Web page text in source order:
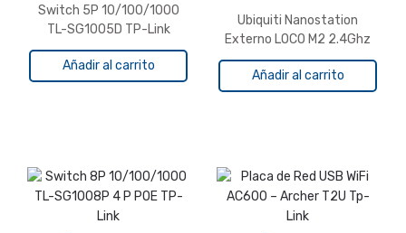
Switch 5P 10/100/1000
TL-SG1005D TP-Link
Añadir al carrito
Ubiquiti Nanostation
Externo LOCO M2 2.4Ghz
WiFi
Añadir al carrito